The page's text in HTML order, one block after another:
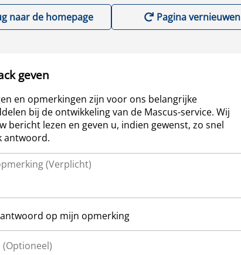
naar de homepage Pagina vernieuwen
geven
en opmerkingen zijn voor ons belangrijke
bij de ontwikkeling van de Mascus-service. Wij
bericht lezen en geven u, indien gewenst, zo snel
antwoord.
op mijn opmerking